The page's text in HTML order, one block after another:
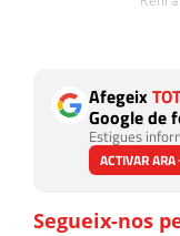
Afegeix
Google de
Estigues
ACTIVAR ARA
Segueix-nos